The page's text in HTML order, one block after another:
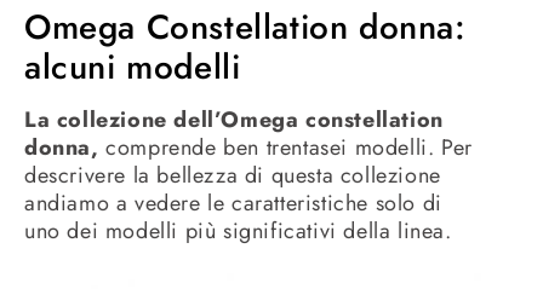
Omega Constellation donna:
alcuni modelli
La collezione dell’Omega constellation
donna, comprende ben trentasei modelli. Per
descrivere la bellezza di questa collezione
andiamo a vedere le caratteristiche solo di
uno dei modelli più significativi della linea.